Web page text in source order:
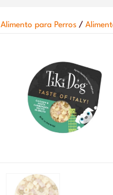
Alimento para Perros /